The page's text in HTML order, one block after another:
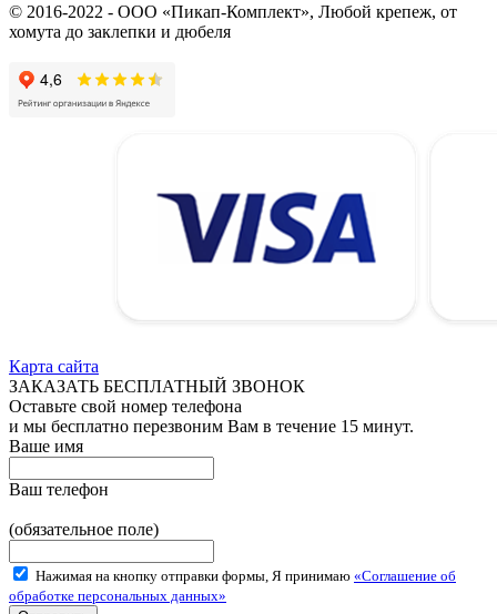
© 2016-2022 - ООО «Пикап-Комплект», Любой крепеж, от
хомута до заклепки и дюбеля
Карта сайта
ЗАКАЗАТЬ БЕСПЛАТНЫЙ ЗВОНОК
Оставьте свой номер телефона
и мы бесплатно перезвоним Вам в течение 15 минут.
Ваше имя
Ваш телефон
(обязательное поле)
Нажимая на кнопку отправки формы, Я принимаю «Соглашение об
обработке персональных данных»